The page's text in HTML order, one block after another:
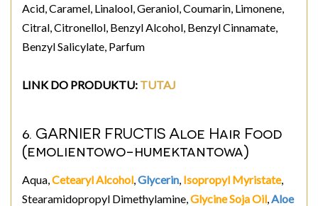
Acid, Caramel, Linalool, Geraniol, Coumarin, Limonene,
Citral, Citronellol, Benzyl Alcohol, Benzyl Cinnamate,
Benzyl Salicylate, Parfum
LINK DO PRODUKTU: TUTAJ
6. GARNIER FRUCTIS Aloe Hair Food
(emolientowo-humektantowa)
Aqua, Cetearyl Alcohol Glycerin Isopropyl Myristate,
Stearamidopropyl Dimethylamine, Glycine Soja Oil Aloe